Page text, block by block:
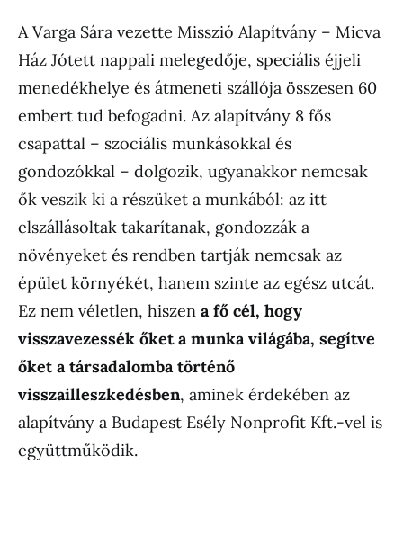
A Varga Sára vezette Misszió Alapítvány – Micva
Ház Jótett nappali melegedője, speciális éjjeli
menedékhelye és átmeneti szállója összesen 60
embert tud befogadni. Az alapítvány 8 fős
csapattal – szociális munkásokkal és
gondozókkal – dolgozik, ugyanakkor nemcsak
ők veszik ki a részüket a munkából: az itt
elszállásoltak takarítanak, gondozzák a
növényeket és rendben tartják nemcsak az
épület környékét, hanem szinte az egész utcát.
Ez nem véletlen, hiszen a fő cél, hogy
visszavezessék őket a munka világába, segítve
őket a társadalomba történő
visszailleszkedésben, aminek érdekében az
alapítvány a Budapest Esély Nonprofit Kft.-vel is
együttműködik.